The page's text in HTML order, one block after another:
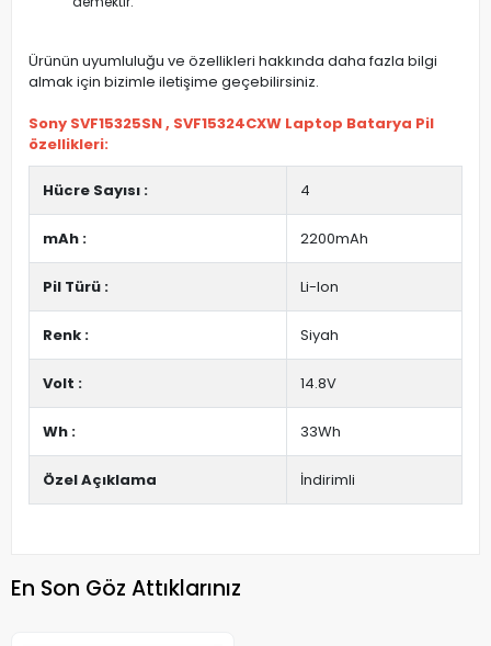
Ürünün uyumluluğu ve özellikleri hakkında daha fazla bilgi
almak için bizimle iletişime geçebilirsiniz.
Sony SVF15325SN , SVF15324CXW Laptop Batarya Pil
özellikleri:
Hücre Sayısı : 4
mAh : 2200mAh
Pil Türü : Li-Ion
Renk : Siyah
Volt : 14.8V
Wh : 33Wh
Özel Açıklama İndirimli
En Son Göz Attıklarınız